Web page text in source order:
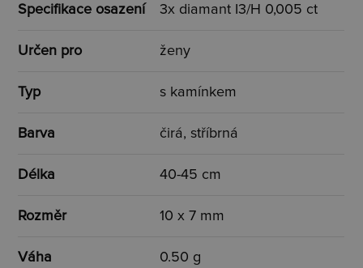
Specifikace osazení 3x diamant I3/H 0,005 ct
Určen pro ženy
Typ s kamínkem
Barva čirá, stříbrná
Délka 40-45 cm
Rozměr 10 x 7 mm
Váha 0.50 g